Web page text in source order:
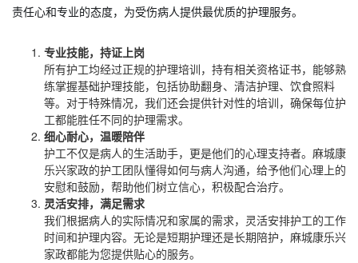
责任心和专业的态度，为受伤病人提供最优质的护理服务。
专业技能，持证上岗
所有护工均经过正规的护理培训，持有相关资格证书，能够熟
练掌握基础护理技能，包括协助翻身、清洁护理、饮食照料
等。对于特殊情况，我们还会提供针对性的培训，确保每位护
工都能胜任不同的护理需求。
细心耐心，温暖陪伴
护工不仅是病人的生活助手，更是他们的心理支持者。麻城康
乐兴家政的护工团队懂得如何与病人沟通，给予他们心理上的
安慰和鼓励，帮助他们树立信心，积极配合治疗。
灵活安排，满足需求
我们根据病人的实际情况和家属的需求，灵活安排护工的工作
时间和护理内容。无论是短期护理还是长期陪护，麻城康乐兴
家政都能为您提供贴心的服务。